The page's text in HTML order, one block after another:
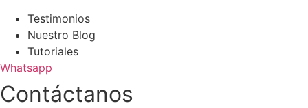
Testimonios
Nuestro Blog
Tutoriales
Whatsapp
Contáctanos